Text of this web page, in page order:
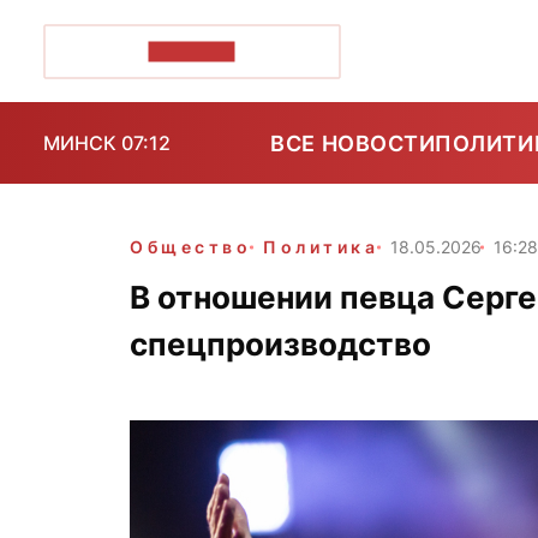
МИНСК 07:12 ВСЕ НОВОСТИ
Общество Политика 18.05.2026 16:28
В отношении певца
спецпроизводство